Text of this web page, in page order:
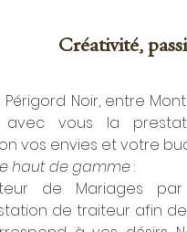
Créativité,
Noir, entre
avec vous la
vos envies et votre
haut de gamme :
de Mariages
de traiteur afin